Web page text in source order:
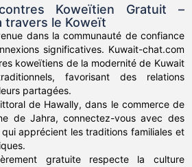
Koweïtien Gratuit –
travers le Koweït
dans la communauté de confiance
significatives. Kuwait-chat.com
koweïtiens de la modernité de Kuwait
favorisant des relations
partagées.
de Hawally, dans le commerce de
de Jahra, connectez-vous avec des
apprécient les traditions familiales et
gratuite respecte la culture